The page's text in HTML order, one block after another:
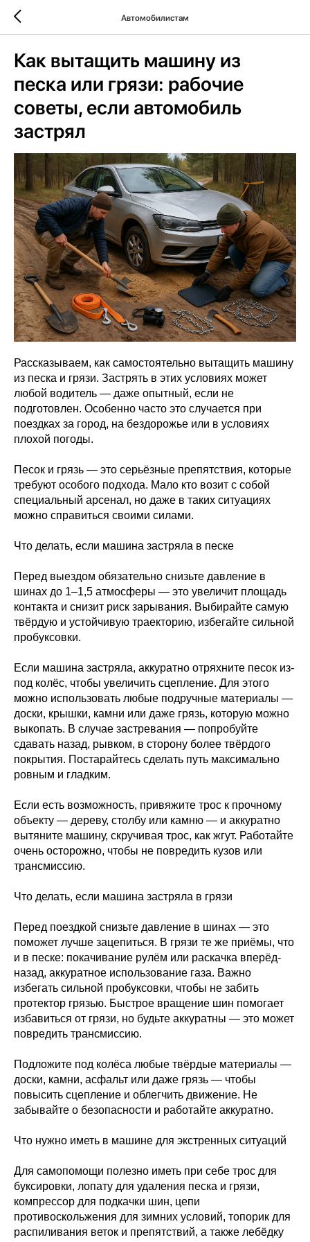
Автомобилистам
Как вытащить машину из
песка или грязи: рабочие
советы, если автомобиль
застрял
Рассказываем, как самостоятельно вытащить машину
из песка и грязи. Застрять в этих условиях может
любой водитель — даже опытный, если не
подготовлен. Особенно часто это случается при
поездках за город, на бездорожье или в условиях
плохой погоды.
Песок и грязь — это серьёзные препятствия, которые
требуют особого подхода. Мало кто возит с собой
специальный арсенал, но даже в таких ситуациях
можно справиться своими силами.
Что делать, если машина застряла в песке
Перед выездом обязательно снизьте давление в
шинах до 1–1,5 атмосферы — это увеличит площадь
контакта и снизит риск зарывания. Выбирайте самую
твёрдую и устойчивую траекторию, избегайте сильной
пробуксовки.
Если машина застряла, аккуратно отряхните песок из-
под колёс, чтобы увеличить сцепление. Для этого
можно использовать любые подручные материалы —
доски, крышки, камни или даже грязь, которую можно
выкопать. В случае застревания — попробуйте
сдавать назад, рывком, в сторону более твёрдого
покрытия. Постарайтесь сделать путь максимально
ровным и гладким.
Если есть возможность, привяжите трос к прочному
объекту — дереву, столбу или камню — и аккуратно
вытяните машину, скручивая трос, как жгут. Работайте
очень осторожно, чтобы не повредить кузов или
трансмиссию.
Что делать, если машина застряла в грязи
Перед поездкой снизьте давление в шинах — это
поможет лучше зацепиться. В грязи те же приёмы, что
и в песке: покачивание рулём или раскачка вперёд-
назад, аккуратное использование газа. Важно
избегать сильной пробуксовки, чтобы не забить
протектор грязью. Быстрое вращение шин помогает
избавиться от грязи, но будьте аккуратны — это может
повредить трансмиссию.
Подложите под колёса любые твёрдые материалы —
доски, камни, асфальт или даже грязь — чтобы
повысить сцепление и облегчить движение. Не
забывайте о безопасности и работайте аккуратно.
Что нужно иметь в машине для экстренных ситуаций
Для самопомощи полезно иметь при себе трос для
буксировки, лопату для удаления песка и грязи,
компрессор для подкачки шин, цепи
противоскольжения для зимних условий, топорик для
распиливания веток и препятствий, а также лебёдку